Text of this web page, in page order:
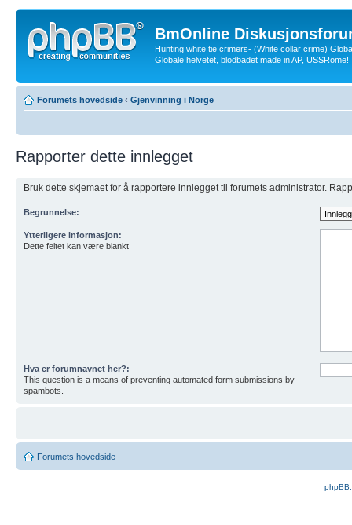
BmOnline
Hunting white tie crimers- (White collar crime)
Globale helvetet, blodbadet made in AP, USSRome!
Forumets hovedside ‹ Gjenvinning i Norge
Rapporter dette innlegget
Bruk dette skjemaet for å rapportere innlegget til forumets administrator.
Begrunnelse:
Ytterligere informasjon:
Dette feltet kan være blankt
Hva er forumnavnet her?:
This question is a means of preventing automated form submissions by
spambots.
Forumets hovedside